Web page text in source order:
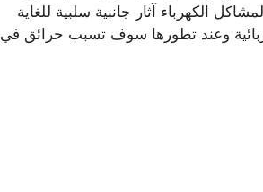
الكهرباء آثار جانبية سلبية للغاية
وعند تطورها سوف تسبب حرائق في